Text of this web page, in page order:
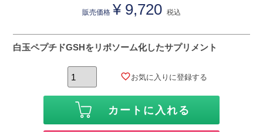
販売価格 ¥ 9,720 税込
白玉ペプチドGSHをリポソーム化したサプリメント
お気に入りに登録する
カートに入れる